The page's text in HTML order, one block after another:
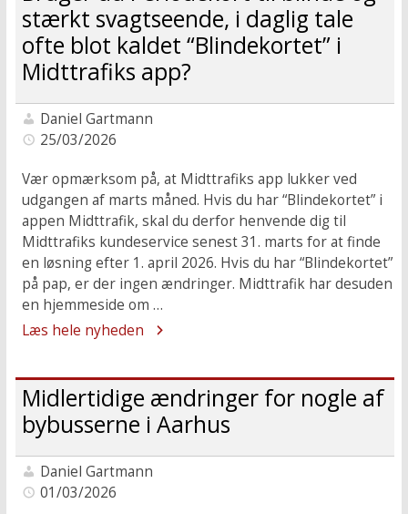
stærkt svagtseende, i daglig tale
ofte blot kaldet “Blindekortet” i
Midttrafiks app?
Daniel Gartmann
25/03/2026
Vær opmærksom på, at Midttrafiks app lukker ved
udgangen af marts måned. Hvis du har “Blindekortet” i
appen Midttrafik, skal du derfor henvende dig til
Midttrafiks kundeservice senest 31. marts for at finde
en løsning efter 1. april 2026. Hvis du har “Blindekortet”
på pap, er der ingen ændringer. Midttrafik har desuden
en hjemmeside om …
Læs hele nyheden
Midlertidige ændringer for nogle af
bybusserne i Aarhus
Daniel Gartmann
01/03/2026